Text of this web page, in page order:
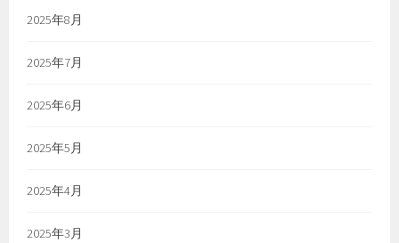
2025年8月
2025年7月
2025年6月
2025年5月
2025年4月
2025年3月